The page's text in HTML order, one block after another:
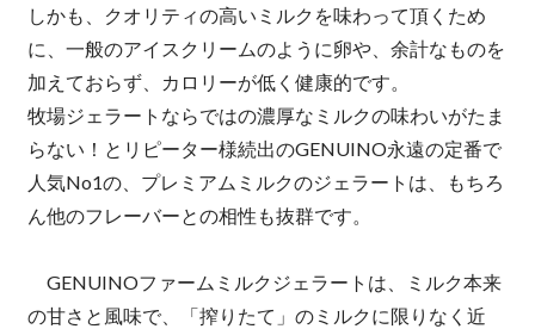
しかも、クオリティの高いミルクを味わって頂くため
に、一般のアイスクリームのように卵や、余計なものを
加えておらず、カロリーが低く健康的です。
牧場ジェラートならではの濃厚なミルクの味わいがたま
らない！とリピーター様続出のGENUINO永遠の定番で
人気No1の、プレミアムミルクのジェラートは、もちろ
ん他のフレーバーとの相性も抜群です。
GENUINOファームミルクジェラートは、ミルク本来
の甘さと風味で、「搾りたて」のミルクに限りなく近